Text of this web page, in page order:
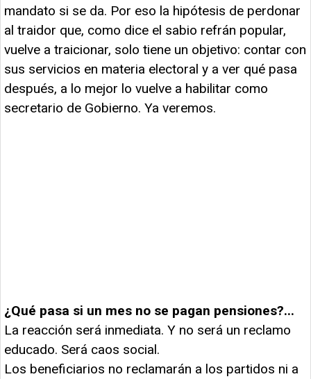
mandato si se da. Por eso la hipótesis de perdonar
al traidor que, como dice el sabio refrán popular,
vuelve a traicionar, solo tiene un objetivo: contar con
sus servicios en materia electoral y a ver qué pasa
después, a lo mejor lo vuelve a habilitar como
secretario de Gobierno. Ya veremos.
¿Qué pasa si un mes no se pagan pensiones?...
La reacción será inmediata. Y no será un reclamo
educado. Será caos social.
Los beneficiarios no reclamarán a los partidos ni a